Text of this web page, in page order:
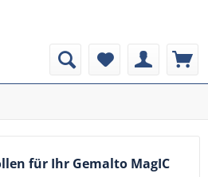
für Ihr Gemalto MagIC